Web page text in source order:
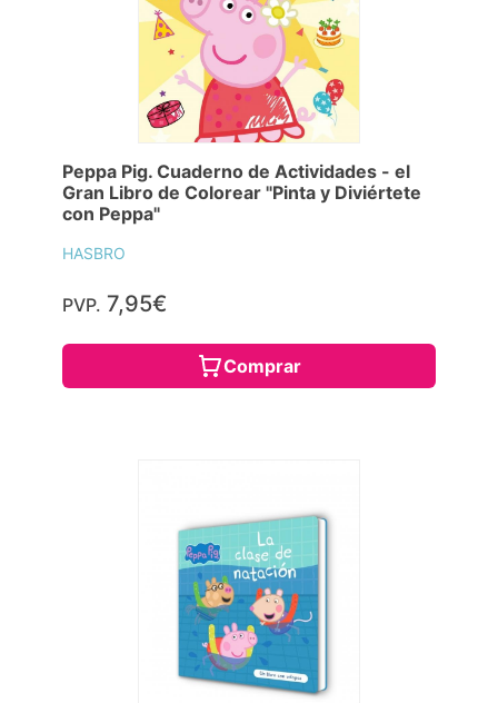
Peppa Pig. Cuaderno de Actividades - el
Gran Libro de Colorear "Pinta y Diviértete
con Peppa"
HASBRO
PVP. 7,95€
Comprar